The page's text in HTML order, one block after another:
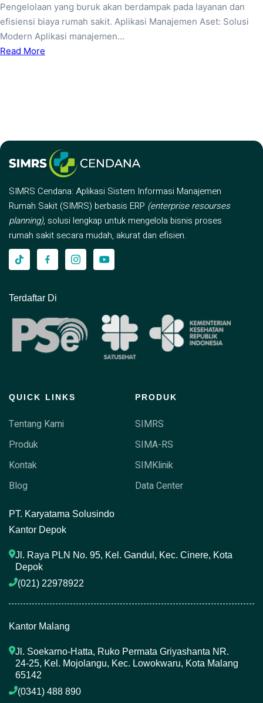
Pengelolaan yang buruk akan berdampak pada layanan dan
efisiensi biaya rumah sakit. Aplikasi Manajemen Aset: Solusi
Modern Aplikasi manajemen…
Read More
SIMRS Cendana: Aplikasi Sistem Informasi Manajemen
Rumah Sakit (SIMRS) berbasis ERP (enterprise resourses
planning), solusi lengkap untuk mengelola bisnis proses
rumah sakit secara mudah, akurat dan efisien.
Terdaftar Di
QUICK LINKS
Tentang Kami
Produk
Kontak
Blog
PRODUK
SIMRS
SIMA-RS
SIMKlinik
Data Center
PT. Karyatama Solusindo
Kantor Depok
Jl. Raya PLN No. 95, Kel. Gandul, Kec. Cinere, Kota
Depok
(021) 22978922
Kantor Malang
Jl. Soekarno-Hatta, Ruko Permata Griyashanta NR.
24-25, Kel. Mojolangu, Kec. Lowokwaru, Kota Malang
65142
(0341) 488 890